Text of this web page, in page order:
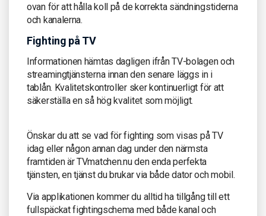
ovan för att hålla koll på de korrekta sändningstiderna
och kanalerna.
Fighting på TV
Informationen hämtas dagligen ifrån TV-bolagen och
streamingtjänsterna innan den senare läggs in i
tablån. Kvalitetskontroller sker kontinuerligt för att
säkerställa en så hög kvalitet som möjligt.
Önskar du att se vad för fighting som visas på TV
idag eller någon annan dag under den närmsta
framtiden är TVmatchen.nu den enda perfekta
tjänsten, en tjänst du brukar via både dator och mobil.
Via applikationen kommer du alltid ha tillgång till ett
fullspäckat fightingschema med både kanal och